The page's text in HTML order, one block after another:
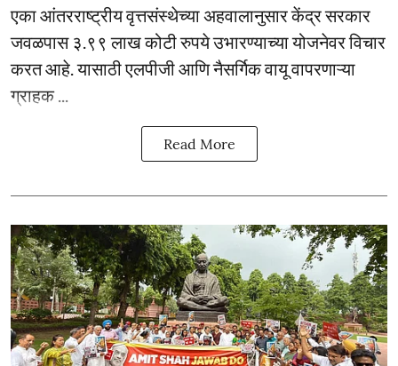
एका आंतरराष्ट्रीय वृत्तसंस्थेच्या अहवालानुसार केंद्र सरकार
जवळपास ३.९९ लाख कोटी रुपये उभारण्याच्या योजनेवर विचार
करत आहे. यासाठी एलपीजी आणि नैसर्गिक वायू वापरणाऱ्या
ग्राहक ...
Read More